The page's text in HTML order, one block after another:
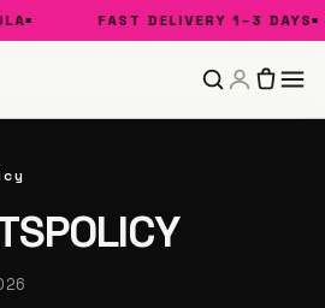
FAST DELIVERY 1–3 DAYS